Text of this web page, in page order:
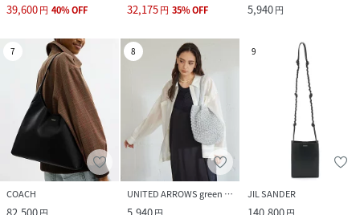
39,600円 40%OFF 32,175円 35%OFF 5,940円
7
COACH
82,500
8
UNITED ARROWS green label relaxing
5,940
9
JIL SANDER
140,800